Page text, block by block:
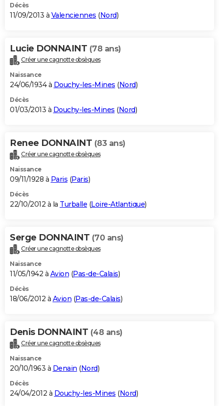
Décès
11/09/2013 à Valenciennes (Nord)
Lucie DONNAINT (78 ans)
Créer une cagnotte obsèques
Naissance
24/06/1934 à Douchy-les-Mines (Nord)
Décès
01/03/2013 à Douchy-les-Mines (Nord)
Renee DONNAINT (83 ans)
Créer une cagnotte obsèques
Naissance
09/11/1928 à Paris (Paris)
Décès
22/10/2012 à la Turballe (Loire-Atlantique)
Serge DONNAINT (70 ans)
Créer une cagnotte obsèques
Naissance
11/05/1942 à Avion (Pas-de-Calais)
Décès
18/06/2012 à Avion (Pas-de-Calais)
Denis DONNAINT (48 ans)
Créer une cagnotte obsèques
Naissance
20/10/1963 à Denain (Nord)
Décès
24/04/2012 à Douchy-les-Mines (Nord)